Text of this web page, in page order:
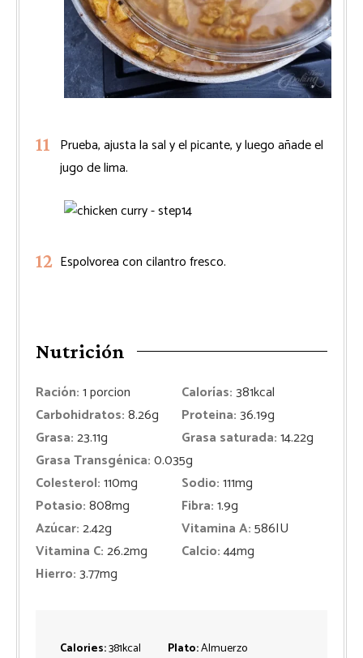
Prueba, ajusta la sal y el picante, y luego añade el
jugo de lima.
Espolvorea con cilantro fresco.
Nutrición
Ración:1porcion Calorías:381kcal
Carbohidratos:8.26g Proteina:36.19g
Grasa:23.11g Grasa saturada:14.22g
Grasa Transgénica:0.035g
Colesterol:110mg Sodio:111mg
Potasio:808mg Fibra:1.9g
Azúcar:2.42g Vitamina A:586IU
Vitamina C:26.2mg Calcio:44mg
Hierro:3.77mg
Calories:381kcal Plato:Almuerzo